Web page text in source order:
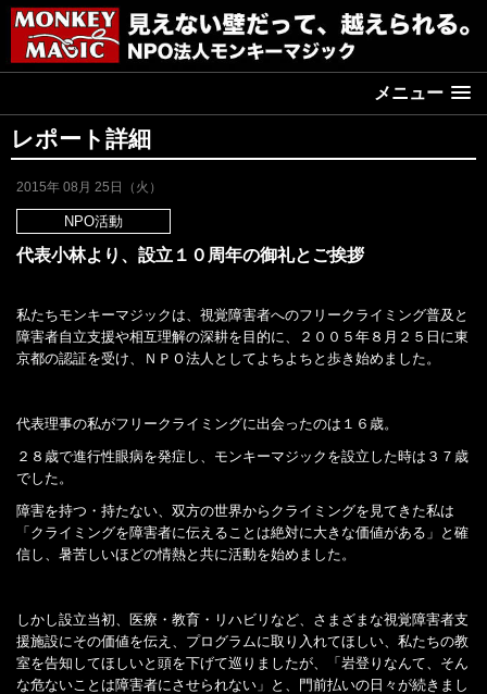
メニュー
レポート詳細
2015年 08月 25日（火）
NPO活動
代表小林より、設立１０周年の御礼とご挨拶
私たちモンキーマジックは、視覚障害者へのフリークライミング普及と
障害者自立支援や相互理解の深耕を目的に、２００５年８月２５日に東
京都の認証を受け、ＮＰＯ法人としてよちよちと歩き始めました。
代表理事の私がフリークライミングに出会ったのは１６歳。
２８歳で進行性眼病を発症し、モンキーマジックを設立した時は３７歳
でした。
障害を持つ・持たない、双方の世界からクライミングを見てきた私は
「クライミングを障害者に伝えることは絶対に大きな価値がある」と確
信し、暑苦しいほどの情熱と共に活動を始めました。
しかし設立当初、医療・教育・リハビリなど、さまざまな視覚障害者支
援施設にその価値を伝え、プログラムに取り入れてほしい、私たちの教
室を告知してほしいと頭を下げて巡りましたが、「岩登りなんて、そん
な危ないことは障害者にさせられない」と、門前払いの日々が続きまし